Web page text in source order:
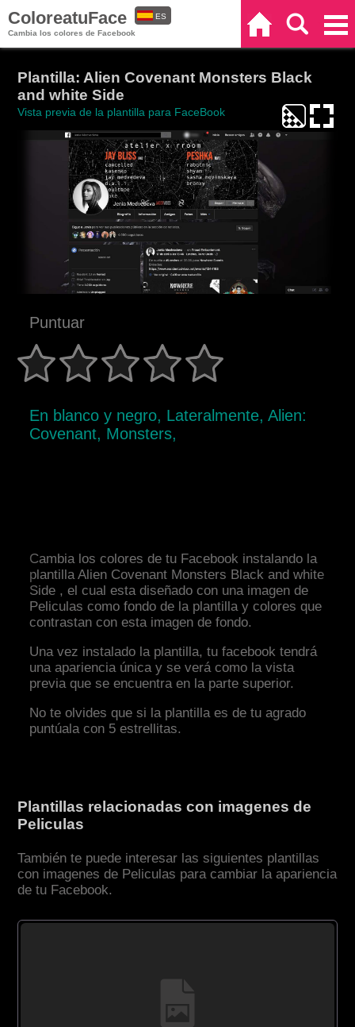
ColoreatuFace
Cambia los colores de Facebook
ES
Plantilla: Alien Covenant Monsters Black
and white Side
Vista previa de la plantilla para FaceBook
Puntuar
En blanco y negro, Lateralmente, Alien:
Covenant, Monsters,
Cambia los colores de tu Facebook instalando la
plantilla Alien Covenant Monsters Black and white
Side , el cual esta diseñado con una imagen de
Peliculas como fondo de la plantilla y colores que
contrastan con esta imagen de fondo.
Una vez instalado la plantilla, tu facebook tendrá
una apariencia única y se verá como la vista
previa que se encuentra en la parte superior.
No te olvides que si la plantilla es de tu agrado
puntúala con 5 estrellitas.
Plantillas relacionadas con imagenes de
Peliculas
También te puede interesar las siguientes plantillas
con imagenes de Peliculas para cambiar la apariencia
de tu Facebook.